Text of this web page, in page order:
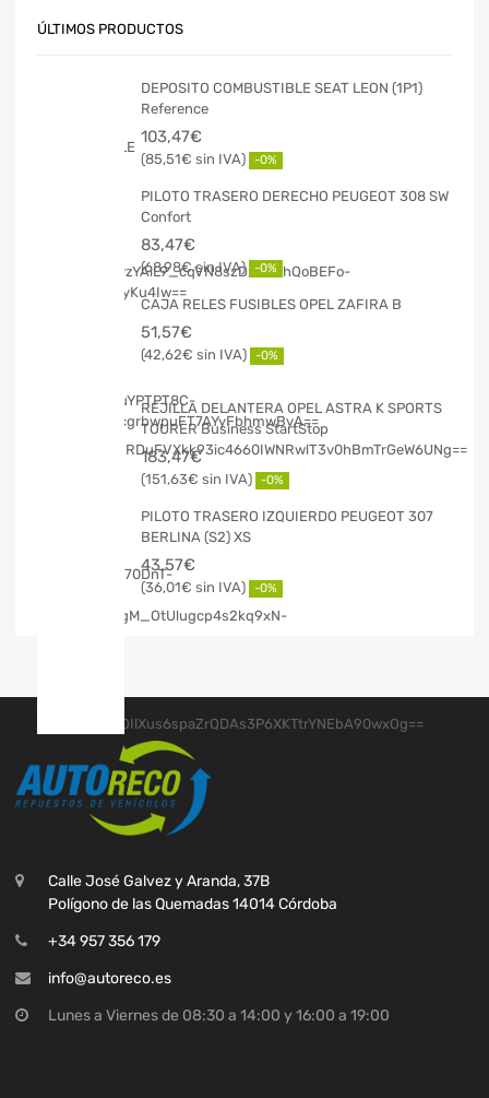
ÚLTIMOS PRODUCTOS
DEPOSITO COMBUSTIBLE SEAT LEON (1P1)
Reference
103,47€
85,51€ -0%
PILOTO TRASERO DERECHO PEUGEOT 308 SW
Confort
83,47€
68,98€ -0%
CAJA RELES FUSIBLES OPEL ZAFIRA B
51,57€
42,62€ -0%
REJILLA DELANTERA OPEL ASTRA K SPORTS
TOURER Business StartStop
183,47€
151,63€ -0%
PILOTO TRASERO IZQUIERDO PEUGEOT 307
BERLINA (S2) XS
43,57€
36,01€ -0%
Calle José Galvez y Aranda, 37B
Polígono de las Quemadas 14014 Córdoba
+34 957 356 179
info@autoreco.es
Lunes a Viernes de 08:30 a 14:00 y 16:00 a 19:00